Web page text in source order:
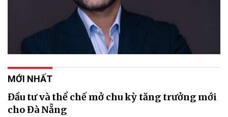
MỚI NHẤT
Đầu tư và thể chế mở chu kỳ tăng trưởng mới
cho Đà Nẵng